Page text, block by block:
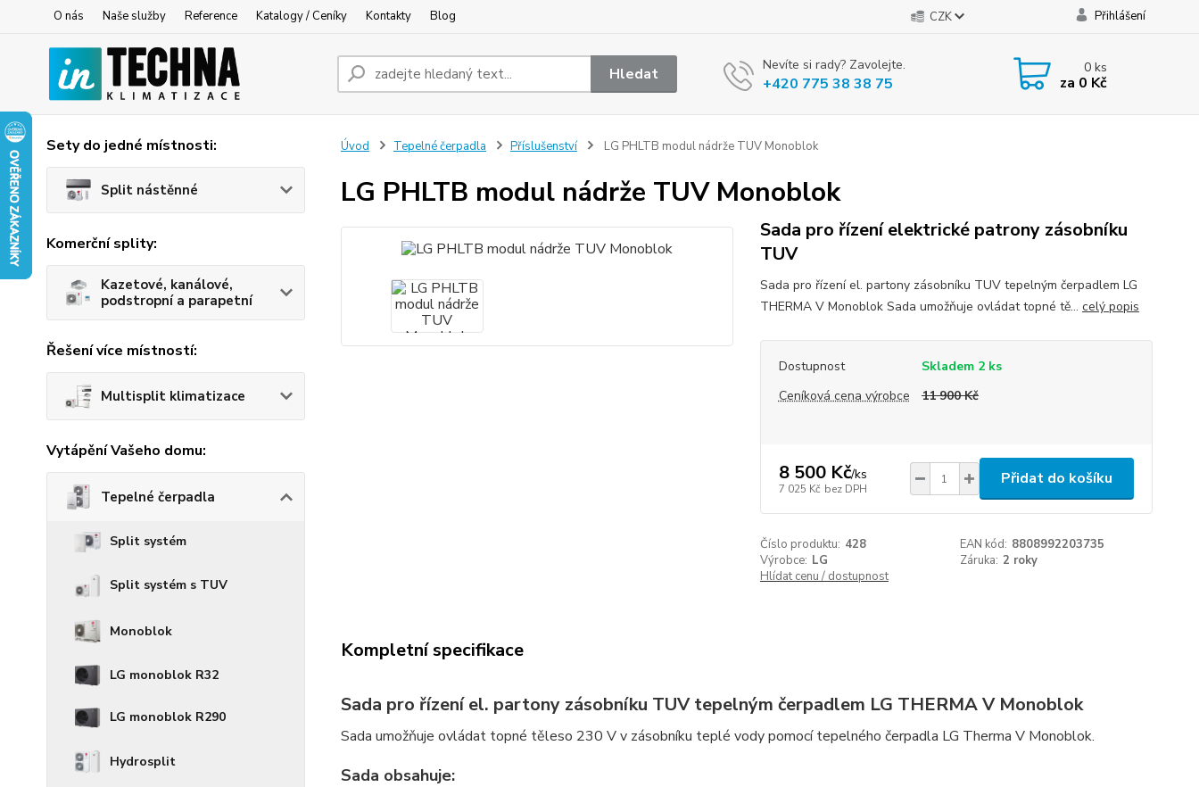
O nás Naše služby Reference Katalogy / Ceníky Kontakty Blog CZK Přihlášení
Hledat Nevíte si rady? Zavolejte.
+420 775 38 38 75
0ks
za 0 Kč
Sety do jedné místnosti:
Split nástěnné
Komerční splity:
Kazetové, kanálové,
podstropní a parapetní
Řešení více místností:
Multisplit klimatizace
Vytápění Vašeho domu:
Tepelné čerpadla
Split systém
Split systém s TUV
Monoblok
LG monoblok R32
LG monoblok R290
Hydrosplit
Úvod Tepelné čerpadla Příslušenství LG PHLTB modul nádrže TUV Monoblok
LG PHLTB modul nádrže TUV Monoblok
Sada pro řízení elektrické patrony zásobníku
TUV
Sada pro řízení el. partony zásobníku TUV tepelným čerpadlem LG
THERMA V Monoblok Sada umožňuje ovládat topné tě... celý popis
Dostupnost
Skladem 2 ks
Ceníková cena výrobce
11 900 Kč
8 500 Kč/ks
7 025 Kč bez DPH
Přidat do košíku
Číslo produktu: 428 EAN kód: 8808992203735
Výrobce: LG Záruka: 2 roky
Hlídat cenu / dostupnost
Kompletní specifikace
Sada pro řízení el. partony zásobníku TUV tepelným čerpadlem LG THERMA V Monoblok
Sada umožňuje ovládat topné těleso 230 V v zásobníku teplé vody pomocí tepelného čerpadla LG Therma V Monoblok.
Sada obsahuje: